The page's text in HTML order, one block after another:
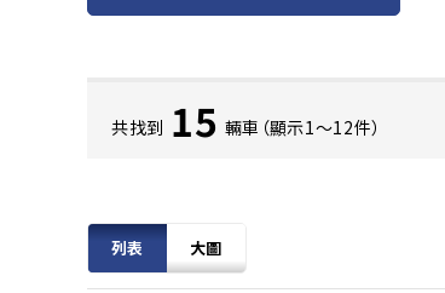
共找到 15 輛車（顯示1〜12件）
列表 大圖